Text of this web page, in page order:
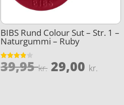
BIBS Rund Colour Sut – Str. 1 –
Naturgummi – Ruby
Vurderet
3.8
39,95kr. Den
29,00 kr.